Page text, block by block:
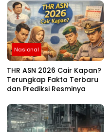
Rukyat Hilal
Nasional
THR ASN 2026 Cair Kapan?
Terungkap Fakta Terbaru
dan Prediksi Resminya